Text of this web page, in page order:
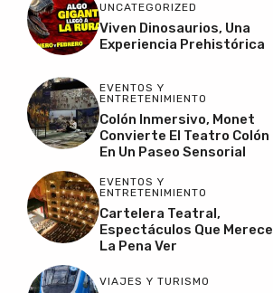
UNCATEGORIZED
Viven Dinosaurios, Una
Experiencia Prehistórica
EVENTOS Y
ENTRETENIMIENTO
Colón Inmersivo, Monet
Convierte El Teatro Colón
En Un Paseo Sensorial
EVENTOS Y
ENTRETENIMIENTO
Cartelera Teatral,
Espectáculos Que Merece
La Pena Ver
VIAJES Y TURISMO